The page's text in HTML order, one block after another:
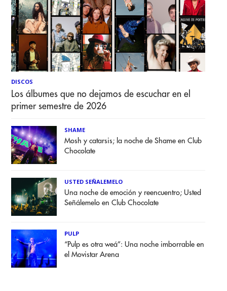
DISCOS
Los álbumes que no dejamos de escuchar en el
primer semestre de 2026
SHAME
Mosh y catarsis; la noche de Shame en Club
Chocolate
USTED SEÑALEMELO
Una noche de emoción y reencuentro; Usted
Señálemelo en Club Chocolate
PULP
“Pulp es otra weá”: Una noche imborrable en
el Movistar Arena